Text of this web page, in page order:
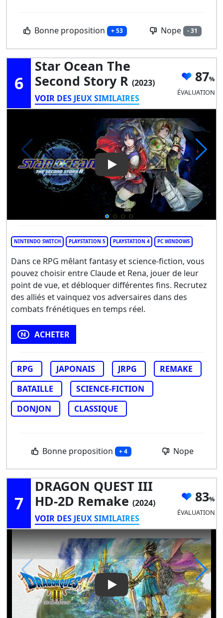
Bonne proposition + 53 Nope - 31
6
Star Ocean The
Second Story R (2023)
VOIR DES JEUX SIMILAIRES
87
ÉVALUATION
Play Video: Star Ocean The
NINTENDO SWITCH PLAYSTATION 5 PLAYSTATION 4 PC WINDOWS
Dans ce RPG mêlant fantasy et science-fiction, vous
pouvez choisir entre Claude et Rena, jouer de leur
point de vue, et débloquer différentes fins. Recrutez
des alliés et vainquez vos adversaires dans des
combats frénétiques en temps réel.
ACHETER
RPG JAPONAIS JRPG
REMAKE
BATAILLE
SCIENCE-FICTION
DONJON
CLASSIQUE
Bonne proposition + 4 Nope
7
DRAGON QUEST III
HD-2D Remake (2024)
VOIR DES JEUX SIMILAIRES
83
ÉVALUATION
Play Video: DRAGON QUEST